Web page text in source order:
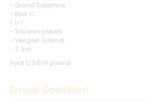
- Grand Sapphire
- Blok C
- 1+1
- Tasarım paketi
- Vergiler ödendi
- 3. kat
Fiyat 123.000 pound
Emlak Özellikleri